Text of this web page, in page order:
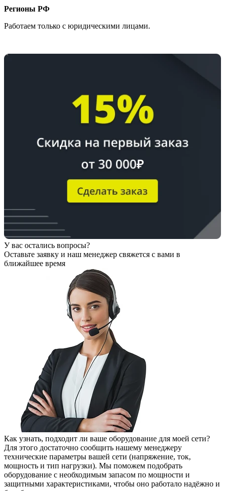
Регионы РФ
Работаем только с юридическими лицами.
У вас остались вопросы?
Оставьте заявку и наш менеджер свяжется с вами в
ближайшее время
Как узнать, подходит ли ваше оборудование для моей сети?
Для этого достаточно сообщить нашему менеджеру
технические параметры вашей сети (напряжение, ток,
мощность и тип нагрузки). Мы поможем подобрать
оборудование с необходимым запасом по мощности и
защитными характеристиками, чтобы оно работало надёжно и